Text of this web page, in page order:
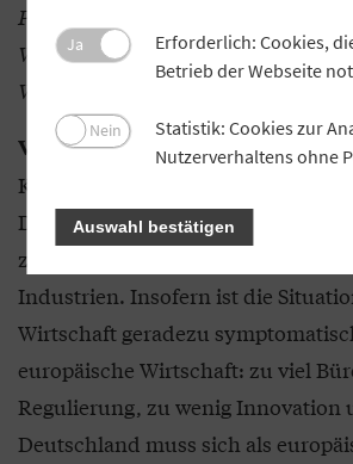
Plan für nachhaltigen Wohlstand
Wettbewerbsfähigkeit in Europa“
Welche Impulse erwarten Sie für
Vöpel:Zunächst ist die neue
Kommission von der Leyen II
Die europäische Wirtschaft droht
zu werden, gerade in den neuen
Industrien. Insofern ist die
Wirtschaft geradezu
europäische Wirtschaft: zu viel
Regulierung, zu wenig Innovation
Deutschland muss sich als
Ja
Erforderlich: Cookies,
Betrieb der Webseite
Nein
Statistik: Cookies zur
Nutzerverhaltens ohne
Auswahl bestätigen